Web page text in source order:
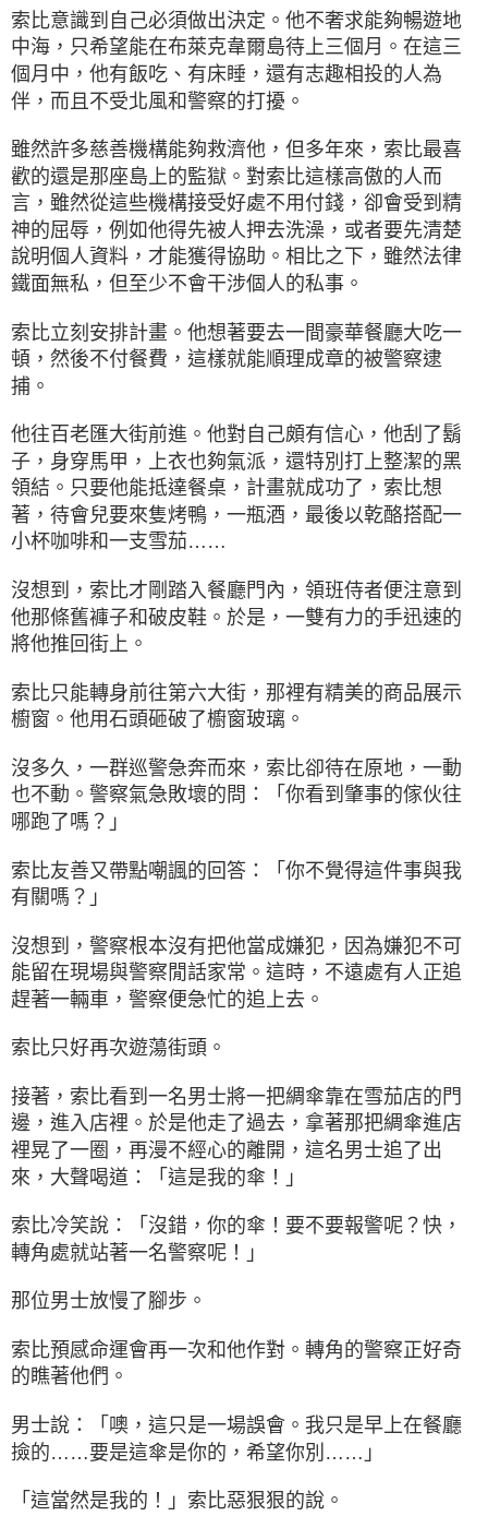
索比意識到自己必須做出決定。他不奢求能夠暢遊地
中海，只希望能在布萊克韋爾島待上三個月。在這三
個月中，他有飯吃、有床睡，還有志趣相投的人為
伴，而且不受北風和警察的打擾。
雖然許多慈善機構能夠救濟他，但多年來，索比最喜
歡的還是那座島上的監獄。對索比這樣高傲的人而
言，雖然從這些機構接受好處不用付錢，卻會受到精
神的屈辱，例如他得先被人押去洗澡，或者要先清楚
說明個人資料，才能獲得協助。相比之下，雖然法律
鐵面無私，但至少不會干涉個人的私事。
索比立刻安排計畫。他想著要去一間豪華餐廳大吃一
頓，然後不付餐費，這樣就能順理成章的被警察逮
捕。
他往百老匯大街前進。他對自己頗有信心，他刮了鬍
子，身穿馬甲，上衣也夠氣派，還特別打上整潔的黑
領結。只要他能抵達餐桌，計畫就成功了，索比想
著，待會兒要來隻烤鴨，一瓶酒，最後以乾酪搭配一
小杯咖啡和一支雪茄……
沒想到，索比才剛踏入餐廳門內，領班侍者便注意到
他那條舊褲子和破皮鞋。於是，一雙有力的手迅速的
將他推回街上。
索比只能轉身前往第六大街，那裡有精美的商品展示
櫥窗。他用石頭砸破了櫥窗玻璃。
沒多久，一群巡警急奔而來，索比卻待在原地，一動
也不動。警察氣急敗壞的問：「你看到肇事的傢伙往
哪跑了嗎？」
索比友善又帶點嘲諷的回答：「你不覺得這件事與我
有關嗎？」
沒想到，警察根本沒有把他當成嫌犯，因為嫌犯不可
能留在現場與警察閒話家常。這時，不遠處有人正追
趕著一輛車，警察便急忙的追上去。
索比只好再次遊蕩街頭。
接著，索比看到一名男士將一把綢傘靠在雪茄店的門
邊，進入店裡。於是他走了過去，拿著那把綢傘進店
裡晃了一圈，再漫不經心的離開，這名男士追了出
來，大聲喝道：「這是我的傘！」
索比冷笑說：「沒錯，你的傘！要不要報警呢？快，
轉角處就站著一名警察呢！」
那位男士放慢了腳步。
索比預感命運會再一次和他作對。轉角的警察正好奇
的瞧著他們。
男士說：「噢，這只是一場誤會。我只是早上在餐廳
撿的……要是這傘是你的，希望你別……」
「這當然是我的！」索比惡狠狠的說。